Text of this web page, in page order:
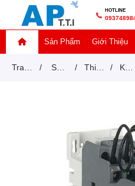
HOTLINE
Sản Phẩm Giới Thiệu
Trang / Sản / Thiết
cắt
/ Khởi